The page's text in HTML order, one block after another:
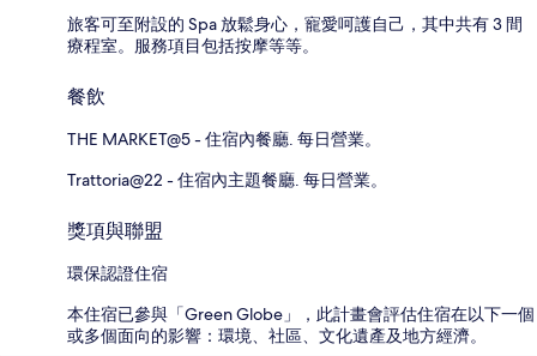
旅客可至附設的 Spa 放鬆身心，寵愛呵護自己，其中共有 3 間
療程室。服務項目包括按摩等等。
餐飲
THE MARKET@5 - 住宿內餐廳. 每日營業。
Trattoria@22 - 住宿內主題餐廳. 每日營業。
獎項與聯盟
環保認證住宿
本住宿已參與「Green Globe」，此計畫會評估住宿在以下一個
或多個面向的影響：環境、社區、文化遺產及地方經濟。